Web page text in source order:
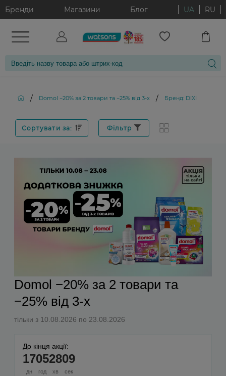
Бренди Магазини Блог UA RU
/ Domol −20% за 2 товари та −25% від 3-х / Бренд: DIXI
Сортувати за: Фільтр
Domol −20% за 2 товари та
−25% від 3-х
тільки з 10.08.2026 по 23.08.2026
До кінця акції:
17
дн
05
год
28
хв
08
сек